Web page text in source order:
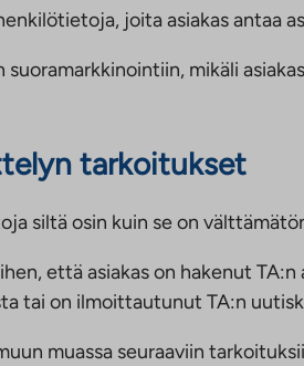
joita asiakas antaa
mikäli
tarkoitukset
siltä osin kuin se on
että asiakas on hakenut
tai on ilmoittautunut TA:n
muassa seuraaviin